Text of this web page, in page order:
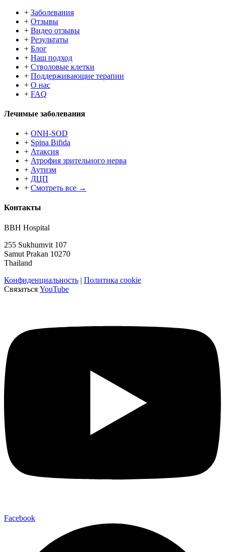
+ Заболевания
+ Отзывы
+ Видео отзывы
+ Результаты
+ Блог
+ Наш подход
+ Стволовые клетки
+ Поддерживающие терапии
+ О нас
+ FAQ
Лечимые заболевания
+ ONH-SOD
+ Spina Bifida
+ Атаксия
+ Атрофия зрительного нерва
+ Аутизм
+ ДЦП
+ Смотреть все →
Контакты
BBH Hospital
255 Sukhumvit 107
Samut Prakan 10270
Thailand
Конфиденциальность | Политика cookie
Связаться YouTube
Facebook